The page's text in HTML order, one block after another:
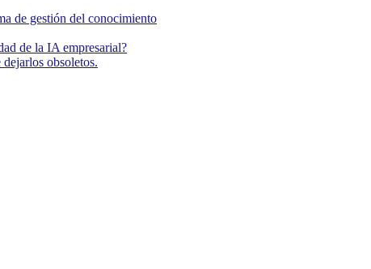
de gestión del conocimiento
de la IA empresarial?
obsoletos.